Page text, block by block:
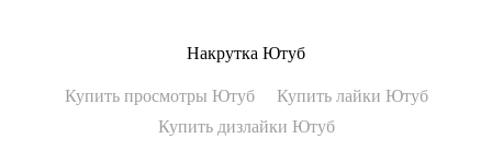
Накрутка Ютуб
Купить просмотры Ютуб
Купить лайки Ютуб
Купить дизлайки Ютуб